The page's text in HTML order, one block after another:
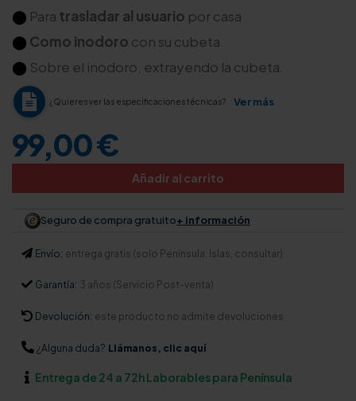
⬤ Para trasladar al usuario por casa
⬤ Como inodoro con su cubeta
⬤ Sobre el inodoro, extrayendo la cubeta.
¿Quieres ver las especificaciones técnicas? Ver más
99,00 €
Añadir al carrito
Seguro de compra gratuito+ información
Envío: entrega gratis (solo Península. Islas, consultar)
Garantía: 3 años (Servicio Post-venta)
Devolución: este producto no admite devoluciones
¿Alguna duda? Llámanos, clic aquí
Entrega de 24 a 72h Laborables para Península